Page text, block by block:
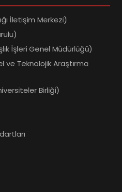
İletişim Merkezi)
İşleri Genel Müdürlüğü)
ve Teknolojik Araştırma
Birliği)